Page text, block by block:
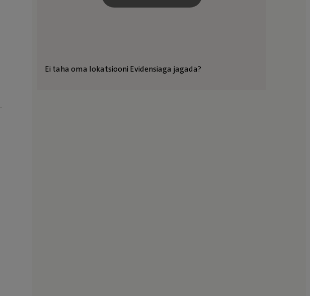
Ei taha oma lokatsiooni Evidensiaga jagada?